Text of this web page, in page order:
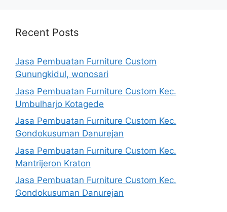
Recent Posts
Jasa Pembuatan Furniture Custom
Gunungkidul, wonosari
Jasa Pembuatan Furniture Custom Kec.
Umbulharjo Kotagede
Jasa Pembuatan Furniture Custom Kec.
Gondokusuman Danurejan
Jasa Pembuatan Furniture Custom Kec.
Mantrijeron Kraton
Jasa Pembuatan Furniture Custom Kec.
Gondokusuman Danurejan